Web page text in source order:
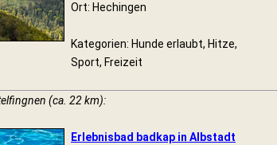
Ort: Hechingen
Kategorien: Hunde erlaubt, Hitze,
Sport, Freizeit
(ca. 22 km):
Erlebnisbad badkap in Albstadt